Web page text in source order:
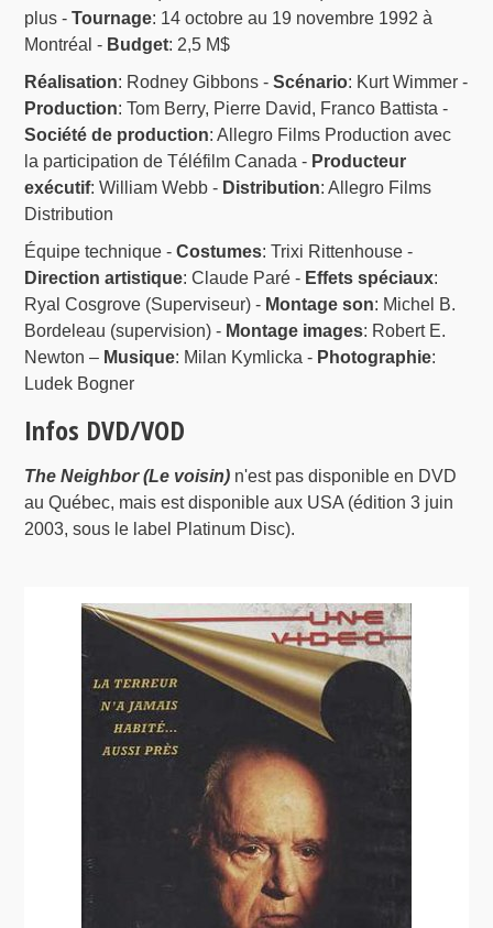
plus -Tournage: 14 octobre au 19 novembre 1992 à
Montréal - Budget: 2,5 M$
Réalisation: Rodney Gibbons -Scénario: Kurt Wimmer -
Production: Tom Berry, Pierre David, Franco Battista -
Société de production: Allegro Films Production avec
la participation de Téléfilm Canada - Producteur
exécutif: William Webb - Distribution: Allegro Films
Distribution
Équipe technique -Costumes: Trixi Rittenhouse -
Direction artistique: Claude Paré - Effets spéciaux:
Ryal Cosgrove (Superviseur) - Montage son: Michel B.
Bordeleau (supervision) - Montage images: Robert E.
Newton – Musique: Milan Kymlicka - Photographie:
Ludek Bogner
Infos DVD/VOD
The Neighbor (Le voisin) n'est pas disponible en DVD
au Québec, mais est disponible aux USA (édition 3 juin
2003, sous le label Platinum Disc).